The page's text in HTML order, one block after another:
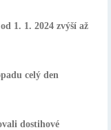
1. 1. 2024 zvýší až
celý den
dostihové